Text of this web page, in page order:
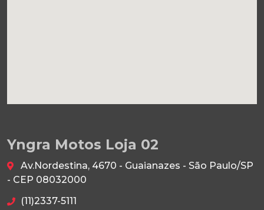
Yngra Motos Loja 02
Av.Nordestina, 4670 - Guaianazes - São Paulo/SP
- CEP 08032000
(11)2337-5111